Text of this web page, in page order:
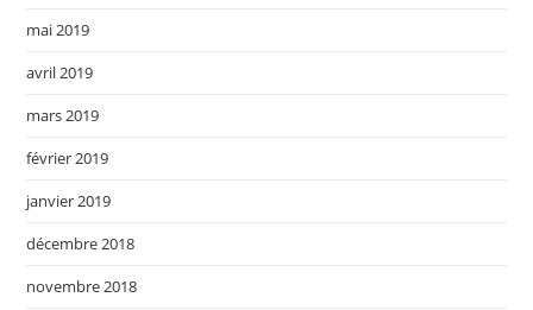
mai 2019
avril 2019
mars 2019
février 2019
janvier 2019
décembre 2018
novembre 2018